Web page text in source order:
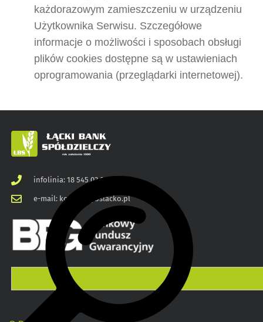
każdorazowym zamieszczeniu w urządzeniu
Użytkownika Serwisu. Szczegółowe
informacje o możliwości i sposobach obsługi
plików cookies dostępne są w ustawieniach
oprogramowania (przeglądarki internetowej).
infolinia: 18 545 03 00
e-mail: kontakt@bslacko.pl